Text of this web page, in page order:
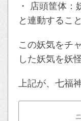
・ 店頭筐体
と連動するこ
この妖気をチ
した妖気を妖
上記が、七福